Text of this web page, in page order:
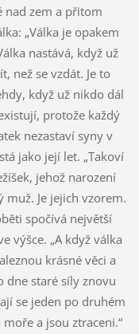
nad zem a přitom
„Válka je opakem
nastává, když už
než se vzdát. Je to
když už nikdo dál
protože každý
nezastaví syny v
jako její let. „Takoví
jehož narození
Je jejich vzorem.
spočívá největší
výšce. „A když válka
krásné věci a
dne staré síly znovu
se jeden po druhém
a jsou ztraceni.“